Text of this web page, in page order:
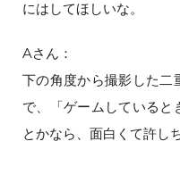
にはしてほしいな。
Aさん：
下の角度から撮影した二
で、「ゲームしていると
とかなら、面白くて許し